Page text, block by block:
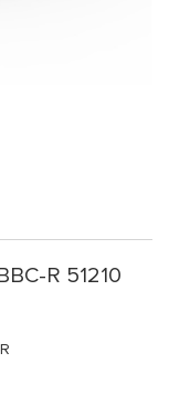
R 51210